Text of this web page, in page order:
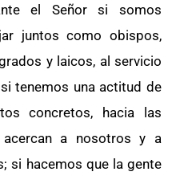
el Señor si somos
juntos como obispos,
y laicos, al servicio
tenemos una actitud de
concretos, hacia las
a nosotros y a
si hacemos que la gente